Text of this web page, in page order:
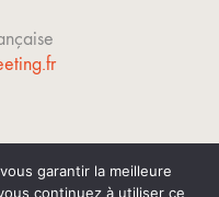
garantir la meilleure
continuez à utiliser ce